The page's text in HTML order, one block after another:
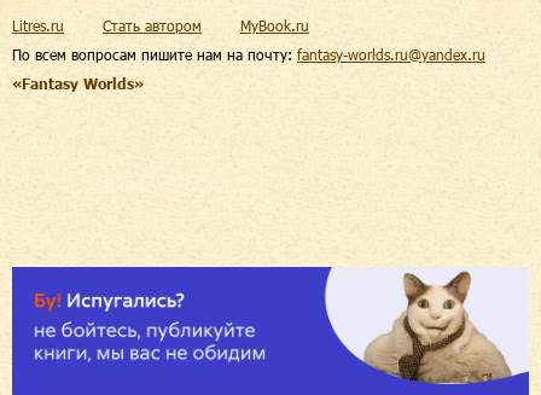
По всем вопросам пишите нам на почту: fantasy-worlds.ru@yandex.ru
«Fantasy Worlds»
Litres.ru Стать автором MyBook.ru